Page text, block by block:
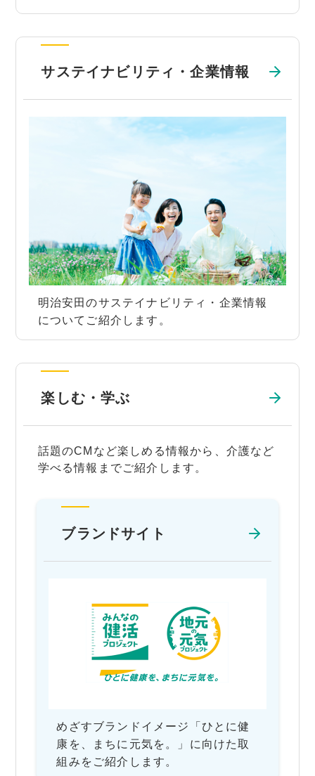
サステイナビリティ・企業情報
明治安田のサステイナビリティ・企業情報
についてご紹介します。
楽しむ・学ぶ
話題のCMなど楽しめる情報から、介護など
学べる情報までご紹介します。
ブランドサイト
めざすブランドイメージ「ひとに健
康を、まちに元気を。」に向けた取
組みをご紹介します。